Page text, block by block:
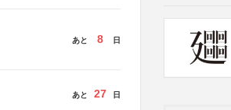
あと 8 日
あと 27 日